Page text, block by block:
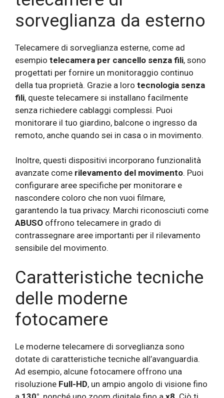
sorveglianza da esterno
Telecamere di sorveglianza esterne, come ad
esempio telecamera per cancello senza fili, sono
progettati per fornire un monitoraggio continuo
della tua proprietà. Grazie a loro tecnologia senza
fili, queste telecamere si installano facilmente
senza richiedere cablaggi complessi. Puoi
monitorare il tuo giardino, balcone o ingresso da
remoto, anche quando sei in casa o in movimento.
Inoltre, questi dispositivi incorporano funzionalità
avanzate come rilevamento del movimento. Puoi
configurare aree specifiche per monitorare e
nascondere coloro che non vuoi filmare,
garantendo la tua privacy. Marchi riconosciuti come
ABUSO offrono telecamere in grado di
contrassegnare aree importanti per il rilevamento
sensibile del movimento.
Caratteristiche tecniche
delle moderne
fotocamere
Le moderne telecamere di sorveglianza sono
dotate di caratteristiche tecniche all’avanguardia.
Ad esempio, alcune fotocamere offrono una
risoluzione Full-HD, un ampio angolo di visione fino